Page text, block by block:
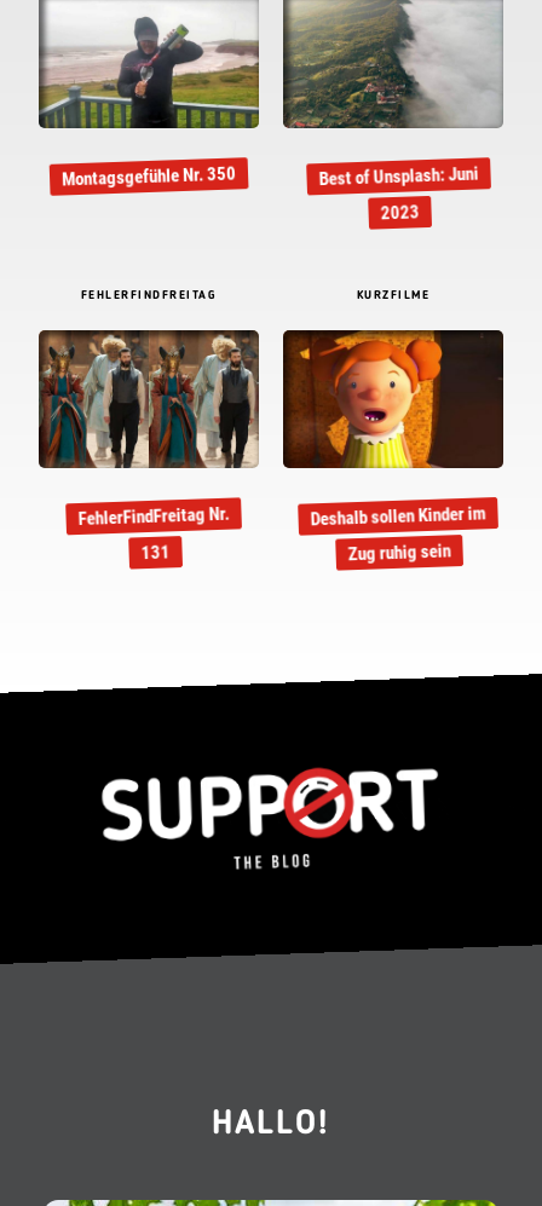
Montagsgefühle Nr. 350 Best of Unsplash: Juni
2023
FEHLERFINDFREITAG
FehlerFindFreitag Nr.
131
KURZFILME
Deshalb sollen Kinder im
Zug ruhig sein
HALLO!